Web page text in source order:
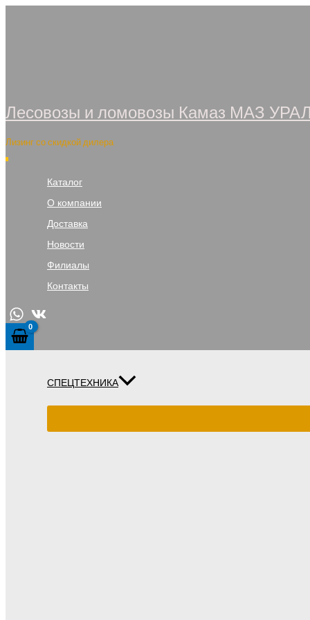
Лесовозы и ломовозы Камаз МАЗ
Лизинг со скидкой дилера
Каталог
О компании
Доставка
Новости
Филиалы
Контакты
СПЕЦТЕХНИКА